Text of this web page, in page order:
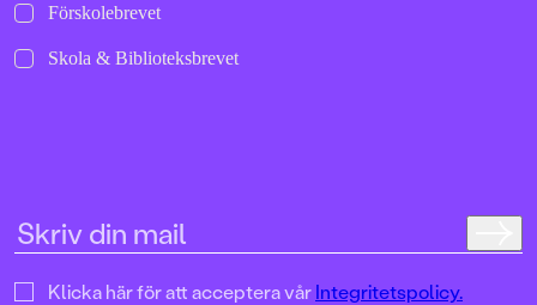
Förskolebrevet
Skola & Biblioteksbrevet
Klicka här för att acceptera vårIntegritetspolicy.